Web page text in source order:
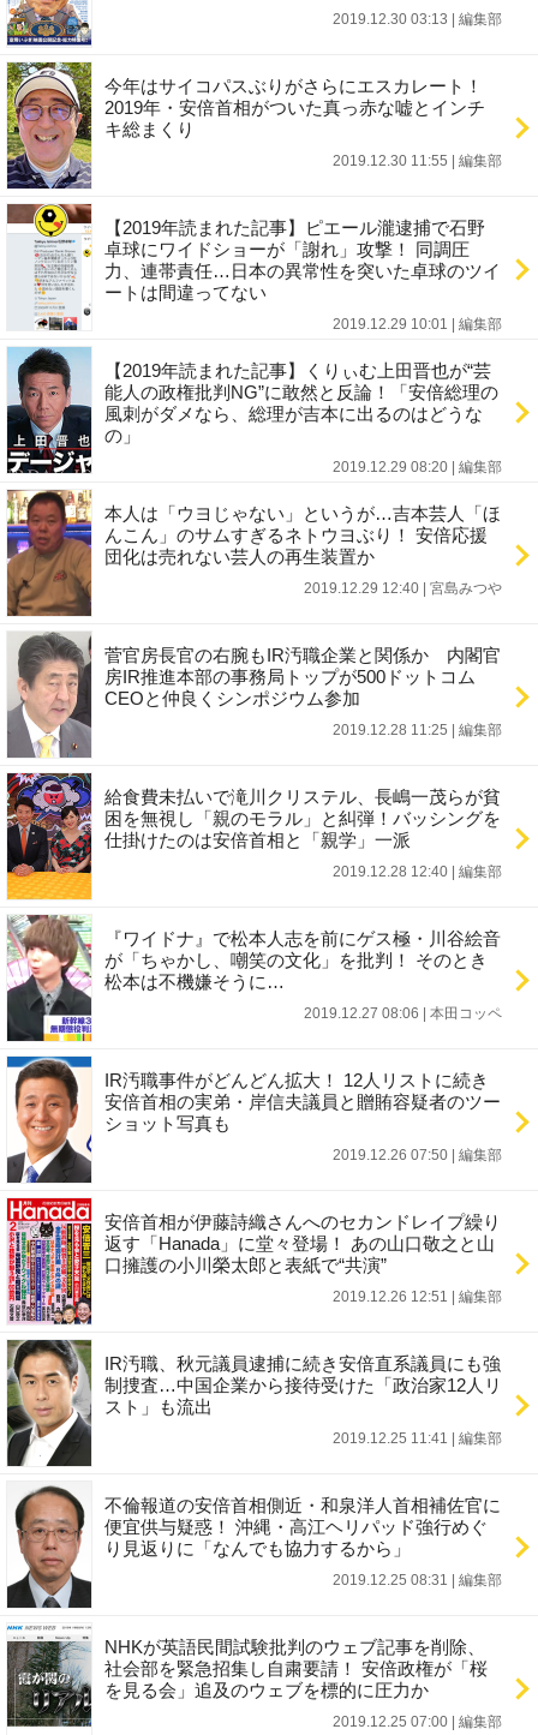
2019.12.30 03:13 編集部
今年はサイコパスぶりがさらにエスカレート！
2019年・安倍首相がついた真っ赤な嘘とインチ
キ総まくり
2019.12.30 11:55 編集部
【2019年読まれた記事】ピエール瀧逮捕で石野
卓球にワイドショーが「謝れ」攻撃！ 同調圧
力、連帯責任…日本の異常性を突いた卓球のツイ
ートは間違ってない
2019.12.29 10:01 編集部
【2019年読まれた記事】くりぃむ上田晋也が“芸
能人の政権批判NG”に敢然と反論！「安倍総理の
風刺がダメなら、総理が吉本に出るのはどうな
の」
2019.12.29 08:20 編集部
本人は「ウヨじゃない」というが…吉本芸人「ほ
んこん」のサムすぎるネトウヨぶり！ 安倍応援
団化は売れない芸人の再生装置か
2019.12.29 12:40 宮島みつや
菅官房長官の右腕もIR汚職企業と関係か 内閣官
房IR推進本部の事務局トップが500ドットコム
CEOと仲良くシンポジウム参加
2019.12.28 11:25 編集部
給食費未払いで滝川クリステル、長嶋一茂らが貧
困を無視し「親のモラル」と糾弾！バッシングを
仕掛けたのは安倍首相と「親学」一派
2019.12.28 12:40 編集部
『ワイドナ』で松本人志を前にゲス極・川谷絵音
が「ちゃかし、嘲笑の文化」を批判！ そのとき
松本は不機嫌そうに…
2019.12.27 08:06 本田コッペ
IR汚職事件がどんどん拡大！ 12人リストに続き
安倍首相の実弟・岸信夫議員と贈賄容疑者のツー
ショット写真も
2019.12.26 07:50 編集部
安倍首相が伊藤詩織さんへのセカンドレイプ繰り
返す「Hanada」に堂々登場！ あの山口敬之と山
口擁護の小川榮太郎と表紙で“共演”
2019.12.26 12:51 編集部
IR汚職、秋元議員逮捕に続き安倍直系議員にも強
制捜査…中国企業から接待受けた「政治家12人リ
スト」も流出
2019.12.25 11:41 編集部
不倫報道の安倍首相側近・和泉洋人首相補佐官に
便宜供与疑惑！ 沖縄・高江ヘリパッド強行めぐ
り見返りに「なんでも協力するから」
2019.12.25 08:31 編集部
NHKが英語民間試験批判のウェブ記事を削除、
社会部を緊急招集し自粛要請！ 安倍政権が「桜
を見る会」追及のウェブを標的に圧力か
2019.12.25 07:00 編集部